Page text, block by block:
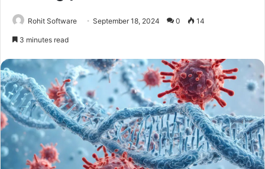
Rohit Software September 18, 2024 0 14
3 minutes read